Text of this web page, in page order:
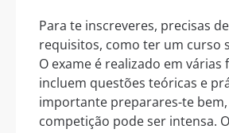
Para te inscreveres, precisas
requisitos, como ter um curso
O exame é realizado em várias
incluem questões teóricas e
importante preparares-te bem,
competição pode ser intensa.